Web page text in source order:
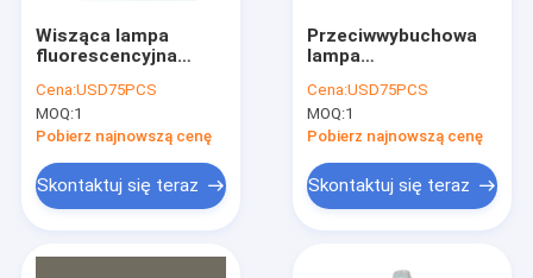
Wisząca lampa
fluorescencyjna
stóp Twin IP67 2
stopy 3 stopy 4
stopy 1,2 m Tri Proof
Cena:USD75PCS
MOQ:1
Pobierz najnowszą cenę
Skontaktuj się teraz
Przeciwwybuchowa
lampa
stali nierdzewnej 590
mm 6 stóp
ognioodporna lampa
Cena:USD75PCS
MOQ:1
Pobierz najnowszą cenę
Skontaktuj się teraz